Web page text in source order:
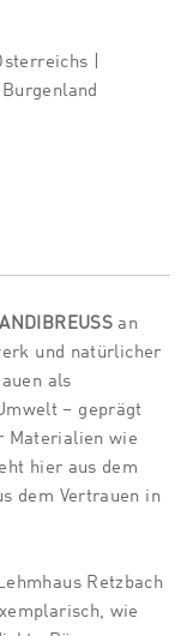
|
an
und natürlicher
als
– geprägt
Materialien wie
hier aus dem
dem Vertrauen in
Retzbach
wie